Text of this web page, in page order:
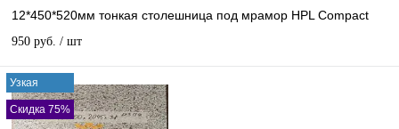
12*450*520мм тонкая столешница под мрамор HPL Compact
950 руб. / шт
Узкая
Скидка 75%